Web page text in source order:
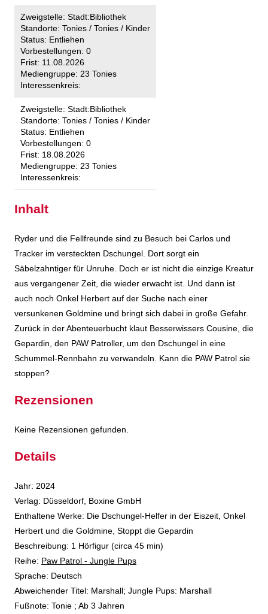
Zweigstelle: Stadt:Bibliothek
Standorte: Tonies / Tonies / Kinder
Status: Entliehen
Vorbestellungen: 0
Frist: 11.08.2026
Mediengruppe: 23 Tonies
Interessenkreis:
Zweigstelle: Stadt:Bibliothek
Standorte: Tonies / Tonies / Kinder
Status: Entliehen
Vorbestellungen: 0
Frist: 18.08.2026
Mediengruppe: 23 Tonies
Interessenkreis:
Inhalt
Ryder und die Fellfreunde sind zu Besuch bei Carlos und
Tracker im versteckten Dschungel. Dort sorgt ein
Säbelzahntiger für Unruhe. Doch er ist nicht die einzige Kreatur
aus vergangener Zeit, die wieder erwacht ist. Und dann ist
auch noch Onkel Herbert auf der Suche nach einer
versunkenen Goldmine und bringt sich dabei in große Gefahr.
Zurück in der Abenteuerbucht klaut Besserwissers Cousine, die
Gepardin, den PAW Patroller, um den Dschungel in eine
Schummel-Rennbahn zu verwandeln. Kann die PAW Patrol sie
stoppen?
Rezensionen
Keine Rezensionen gefunden.
Details
Suche nach diesem Verfasser
Jahr: 2024
Verlag: Düsseldorf, Boxine GmbH
Enthaltene Werke: Die Dschungel-Helfer in der Eiszeit Onkel
Herbert und die Goldmine Stoppt die Gepardin
opens in new tab
Diesen Link in neuem Tab öffnen
Suche nach dieser Systematik
Suche nach diesem Interessenskreis
Beschreibung: 1 Hörfigur (circa 45 min)
Reihe: Paw Patrol - Jungle Pups
Suche nach dieser Beteiligten Person
Sprache: Deutsch
Abweichender Titel: Marshall; Jungle Pups: Marshall
Fußnote: Tonie ; Ab 3 Jahren